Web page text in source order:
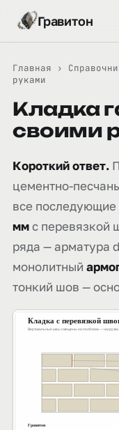
Гравитон
Главная ›
руками
Кладка
своими
Короткий ответ.
цементно-
все последующие
ммс перевязкой
ряда — арматура
монолитный
тонкий шов —